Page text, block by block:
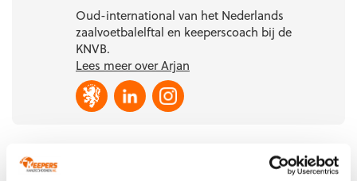
Oud-international van het Nederlands
zaalvoetbalelftal en keeperscoach bij de
KNVB.
Lees meer over Arjan
Aanbevolen producten